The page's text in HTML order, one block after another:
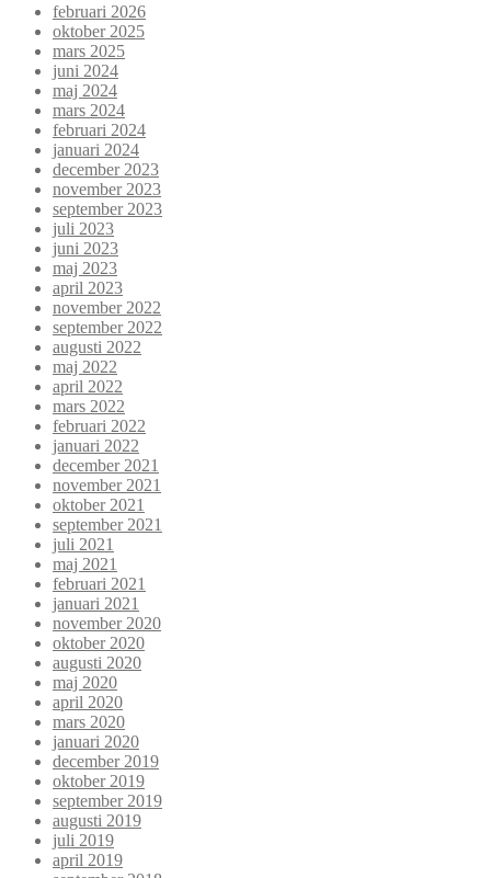
februari 2026
oktober 2025
mars 2025
juni 2024
maj 2024
mars 2024
februari 2024
januari 2024
december 2023
november 2023
september 2023
juli 2023
juni 2023
maj 2023
april 2023
november 2022
september 2022
augusti 2022
maj 2022
april 2022
mars 2022
februari 2022
januari 2022
december 2021
november 2021
oktober 2021
september 2021
juli 2021
maj 2021
februari 2021
januari 2021
november 2020
oktober 2020
augusti 2020
maj 2020
april 2020
mars 2020
januari 2020
december 2019
oktober 2019
september 2019
augusti 2019
juli 2019
april 2019